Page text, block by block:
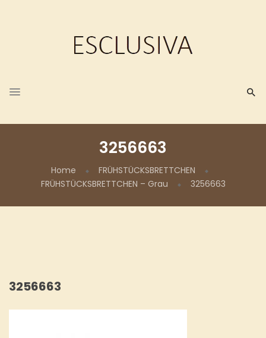
3256663
Home
FRÜHSTÜCKSBRETTCHEN
FRÜHSTÜCKSBRETTCHEN – Grau
3256663
3256663